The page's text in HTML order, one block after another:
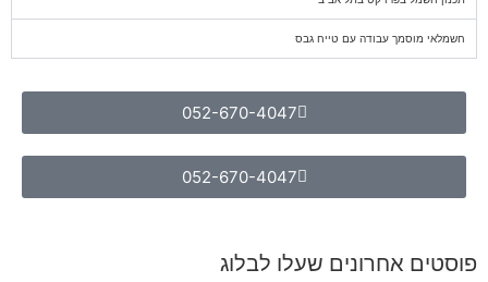
חשמלאי מוסמך עבודה עם טייח גבס
052-670-4047
052-670-4047
פוסטים אחרונים שעלו לבלוג